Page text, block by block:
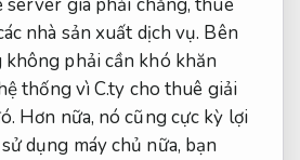
nhà sản xuất dịch vụ. Bên
không phải cần khó khăn
thống vì C.ty cho thuê giải
Hơn nữa, nó cũng cực kỳ lợi
dụng máy chủ nữa, bạn